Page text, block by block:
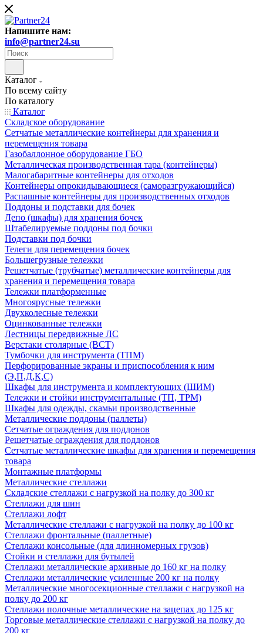
Напишите нам:
info@partner24.su
Каталог
По всему сайту
По каталогу
Каталог
Складское оборудование
Сетчатые металлические контейнеры для хранения и
перемещения товара
Газобаллонное оборудование ГБО
Металлическая производственная тара (контейнеры)
Малогабаритные контейнеры для отходов
Контейнеры опрокидывающиеся (саморазгружающийся)
Распашные контейнеры для производственных отходов
Поддоны и подставки для бочек
Депо (шкафы) для хранения бочек
Штабелируемые поддоны под бочки
Подставки под бочки
Телеги для перемещения бочек
Большегрузные тележки
Решетчатые (трубчатые) металлические контейнеры для
хранения и перемещения товара
Тележки платформенные
Многоярусные тележки
Двухколесные тележки
Оцинкованные тележки
Лестницы передвижные ЛС
Верстаки столярные (ВСТ)
Тумбочки для инструмента (ТПМ)
Перфорированные экраны и приспособления к ним
(Э,П,Д,К,С)
Шкафы для инструмента и комплектующих (ШИМ)
Тележки и стойки инструментальные (ТП, ТРМ)
Шкафы для одежды, скамьи производственные
Металлические поддоны (паллеты)
Сетчатые ограждения для поддонов
Решетчатые ограждения для поддонов
Сетчатые металлические шкафы для хранения и перемещения
товара
Монтажные платформы
Металлические стеллажи
Складские стеллажи с нагрузкой на полку до 300 кг
Стеллажи для шин
Стеллажи лофт
Металлические стеллажи с нагрузкой на полку до 100 кг
Стеллажи фронтальные (паллетные)
Стеллажи консольные (для длинномерных грузов)
Стойки и стеллажи для бутылей
Стеллажи металлические архивные до 160 кг на полку
Стеллажи металлические усиленные 200 кг на полку
Металлические многосекционные стеллажи с нагрузкой на
полку до 200 кг
Стеллажи полочные металлические на зацепах до 125 кг
Торговые металлические стеллажи с нагрузкой на полку до
200 кг